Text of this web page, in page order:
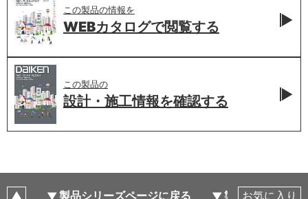
この製品の情報を
WEBカタログで閲覧する
この製品の
設計・施工情報を確認する
製品シリーズページに戻る 製品仕様
お気に入り